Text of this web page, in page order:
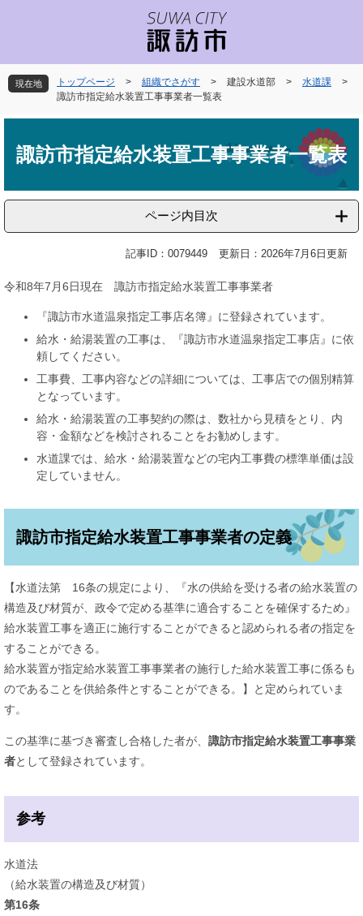
先
頭
を
飛
現在地 トップページ > 組織でさがす > 建設水道部 > 水道課
>
諏訪市指定給水装置工事事業者一覧表
諏訪市指定給水装置工事事業者一覧表
ページ内目次
記事ID：0079449 更新日：2026年7月6日更新
令和8年7月6日現在 諏訪市指定給水装置工事事業者
『諏訪市水道温泉指定工事店名簿』に登録されています。
給水・給湯装置の工事は、『諏訪市水道温泉指定工事店』に依
頼してください。
工事費、工事内容などの詳細については、工事店での個別精算
となっています。
給水・給湯装置の工事契約の際は、数社から見積をとり、内
容・金額などを検討されることをお勧めします。
水道課では、給水・給湯装置などの宅内工事費の標準単価は設
定していません。
諏訪市指定給水装置工事事業者の定義
【水道法第 16条の規定により、『水の供給を受ける者の給水装置の
構造及び材質が、政令で定める基準に適合することを確保するため』
給水装置工事を適正に施行することができると認められる者の指定を
することができる。
給水装置が指定給水装置工事事業者の施行した給水装置工事に係るも
のであることを供給条件とすることができる。】と定められていま
す。
この基準に基づき審査し合格した者が、 諏訪市指定給水装置工事事業
者として登録されています。
参考
水道法
（給水装置の構造及び材質）
第16条